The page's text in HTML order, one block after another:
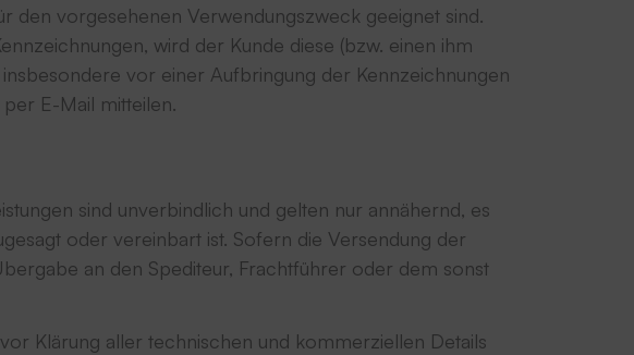
den vorgesehenen Verwendungszweck geeignet sind.
wird der Kunde diese (bzw. einen ihm
vor einer Aufbringung der Kennzeichnungen
E-Mail mitteilen.
sind unverbindlich und gelten nur annähernd, es
oder vereinbart ist. Sofern die Versendung der
an den Spediteur, Frachtführer oder dem sonst
Klärung aller technischen und kommerziellen Details